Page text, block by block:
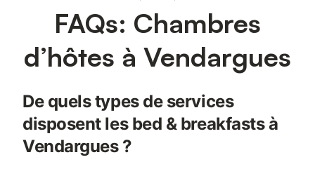
FAQs: Chambres
d’hôtes à Vendargues
De quels types de services
disposent les bed & breakfasts à
Vendargues ?